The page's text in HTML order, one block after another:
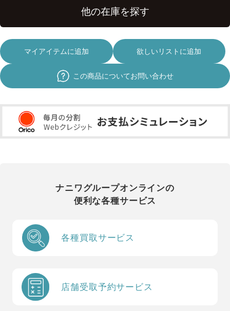
マイアイテムに追加 欲しいリストに追加
この商品についてお問い合わせ
ナニワグループオンラインの
便利な各種サービス
各種買取サービス
店舗受取予約サービス